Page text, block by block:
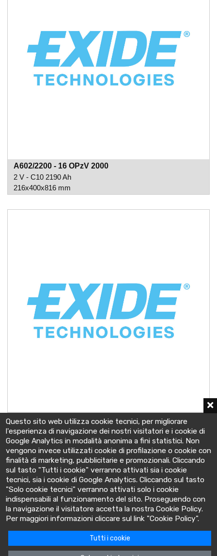
A602/2200 - 16 OPzV 2000
2 V - C10 2190 Ah
216x400x816 mm
A602/1650C - 12 OPzV 1500C
2 V - C10 1643 Ah
212x277x759 mm
BatteryClinic
Via Cooperativa lime, 14 - 10095 - Grugliasco (TO) Italia
P.IVA: 10618480015
Questo sito web utilizza cookie tecnici, per migliorare
l'esperienza di navigazione dei nostri visitatori e i cookie di
Google Analytics in modalità anonima a fini statistici. Non
vengono invece utilizzati cookie di profilazione o cookie con
finalità di marketing, pubblicitarie e promozionali. Cliccando
sul tasto "Tutti i cookie" verranno attivati sia i cookie
tecnici, sia i cookie di Google Analytics. Cliccando sul tasto
"Solo cookie tecnici" verranno attivati solo i cookie
indispensabili al funzionamento del sito. Proseguendo con
la navigazione il visitatore accetta la nostra Cookie Policy.
Per maggiori informazioni cliccare sul link "Cookie Policy".
Tutti i cookie